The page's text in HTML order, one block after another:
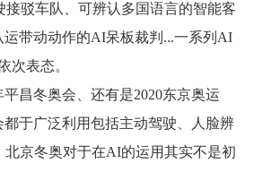
接驳车队、可辨认多国语言的智能客
运带动动作的AI呆板裁判...一系列AI
次表态。
昌冬奥会、还有是2020东京奥运
于广泛利用包括主动驾驶、人脸辨
京冬奥对于在AI的运用其实不是初